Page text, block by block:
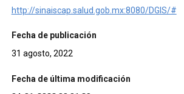
http://sinaiscap.salud.gob.mx:8080/DGIS/#
Fecha de publicación
31 agosto, 2022
Fecha de última modificación